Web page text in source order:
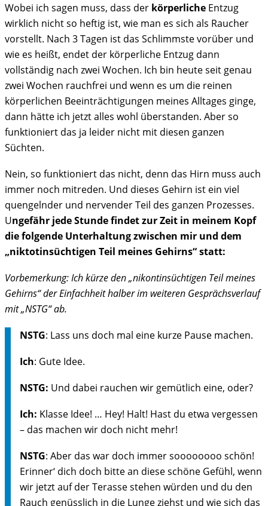
Wobei ich sagen muss, dass der körperliche Entzug
wirklich nicht so heftig ist, wie man es sich als Raucher
vorstellt. Nach 3 Tagen ist das Schlimmste vorüber und
wie es heißt, endet der körperliche Entzug dann
vollständig nach zwei Wochen. Ich bin heute seit genau
zwei Wochen rauchfrei und wenn es um die reinen
körperlichen Beeinträchtigungen meines Alltages ginge,
dann hätte ich jetzt alles wohl überstanden. Aber so
funktioniert das ja leider nicht mit diesen ganzen
Süchten.
Nein, so funktioniert das nicht, denn das Hirn muss auch
immer noch mitreden. Und dieses Gehirn ist ein viel
quengelnder und nervender Teil des ganzen Prozesses.
Ungefähr jede Stunde findet zur Zeit in meinem Kopf
die folgende Unterhaltung zwischen mir und dem
„niktotinsüchtigen Teil meines Gehirns“ statt:
Vorbemerkung: Ich kürze den „nikontinsüchtigen Teil meines
Gehirns“ der Einfachheit halber im weiteren Gesprächsverlauf
mit „NSTG“ ab.
NSTG: Lass uns doch mal eine kurze Pause machen.
Ich: Gute Idee.
NSTG: Und dabei rauchen wir gemütlich eine, oder?
Ich: Klasse Idee! … Hey! Halt! Hast du etwa vergessen
– das machen wir doch nicht mehr!
NSTG: Aber das war doch immer soooooooo schön!
Erinner‘ dich doch bitte an diese schöne Gefühl, wenn
wir jetzt auf der Terasse stehen würden und du den
Rauch genüsslich in die Lunge ziehst und wie sich das